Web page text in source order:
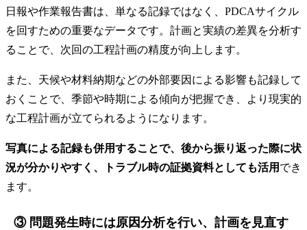
日報や作業報告書は、単なる記録ではなく、PDCAサイクル
を回すための重要なデータです。計画と実績の差異を分析す
ることで、次回の工程計画の精度が向上します。
また、天候や材料納期などの外部要因による影響も記録して
おくことで、季節や時期による傾向が把握でき、より現実的
な工程計画が立てられるようになります。
写真による記録も併用することで、後から振り返った際に状
況が分かりやすく、トラブル時の証拠資料としても活用 でき
ます。
③ 問題発生時には原因分析を行い、計画を見直す